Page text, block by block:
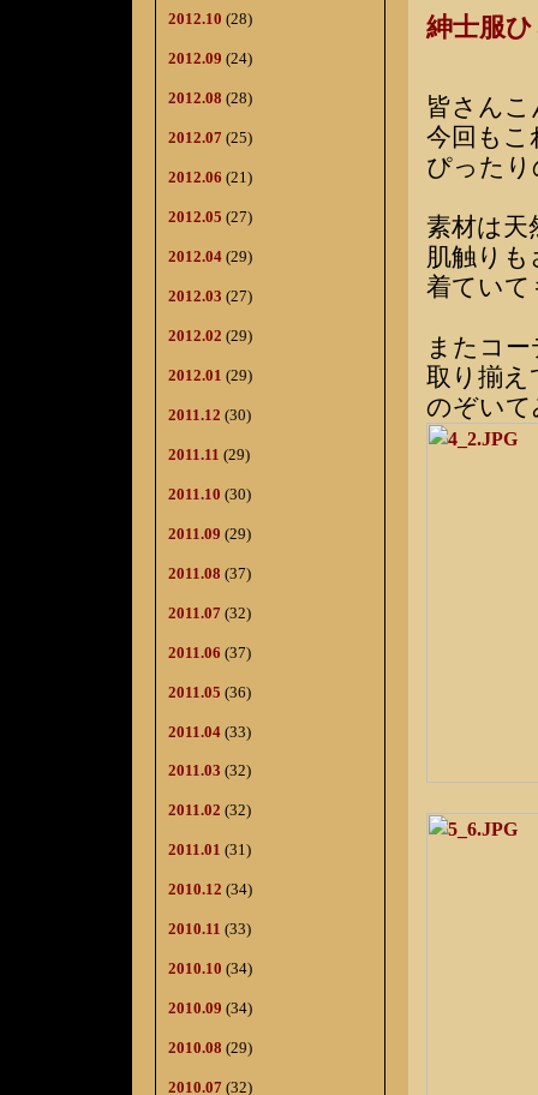
2012.10 (28)
2012.09 (24)
2012.08 (28)
2012.07 (25)
2012.06 (21)
2012.05 (27)
2012.04 (29)
2012.03 (27)
2012.02 (29)
2012.01 (29)
2011.12 (30)
2011.11 (29)
2011.10 (30)
2011.09 (29)
2011.08 (37)
2011.07 (32)
2011.06 (37)
2011.05 (36)
2011.04 (33)
2011.03 (32)
2011.02 (32)
2011.01 (31)
2010.12 (34)
2010.11 (33)
2010.10 (34)
2010.09 (34)
2010.08 (29)
2010.07 (32)
紳士服
皆さん
今回もこ
ぴった
素材は天
肌触り
着ていて
またコ
取り揃え
のぞい